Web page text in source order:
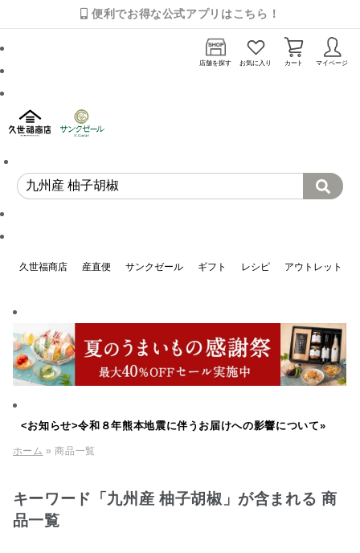
便利でお得な公式アプリはこちら！
店舗を探す お気に入り カート マイページ
久世福商店 産直便 サンクゼール ギフト レシピ アウトレット
<お知らせ>令和８年熊本地震に伴うお届けへの影響について»
ホーム » 商品一覧
キーワード「九州産 柚子胡椒」が含まれる 商
品一覧